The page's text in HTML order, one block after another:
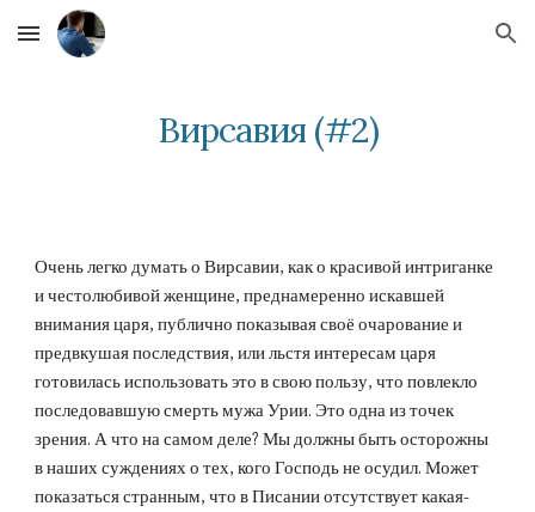
Skip to main content Skip to navigation
Вирсавия (#2)
Очень легко думать о Вирсавии, как о красивой интриганке
и честолюбивой женщине, преднамеренно искавшей
внимания царя, публично показывая своё очарование и
предвкушая последствия, или льстя интересам царя
готовилась использовать это в свою пользу, что повлекло
последовавшую смерть мужа Урии. Это одна из точек
зрения. А что на самом деле? Мы должны быть осторожны
в наших суждениях о тех, кого Господь не осудил. Может
показаться странным, что в Писании отсутствует какая-